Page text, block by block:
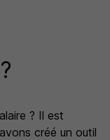
? Il est
créé un outil